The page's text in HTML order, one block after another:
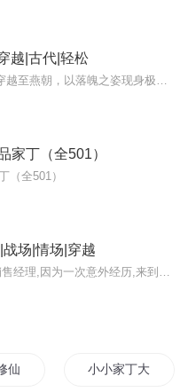
越|古代|轻松
家丁（全501）
（全501）
场|情场|穿越
仙记 小小家丁大能耐